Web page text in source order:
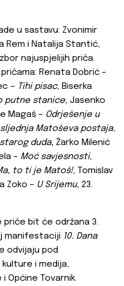
u sastavu: Zvonimir
Rem i Natalija Stantić,
najuspjelijih priča.
Renata Dobrić –
– Tihi pisac, Biserka
putne stanice, Jasenko
Magaš – Odrješenje u
Matoševa postaja,
duda, Žarko Milenić
– Moć savjesnosti,
to ti je Matoš!, Tomislav
Zoko – U Srijemu, 23.
priče bit će održana 3.
manifestaciji 10. Dana
odvijaju pod
i medija,
Općine Tovarnik.